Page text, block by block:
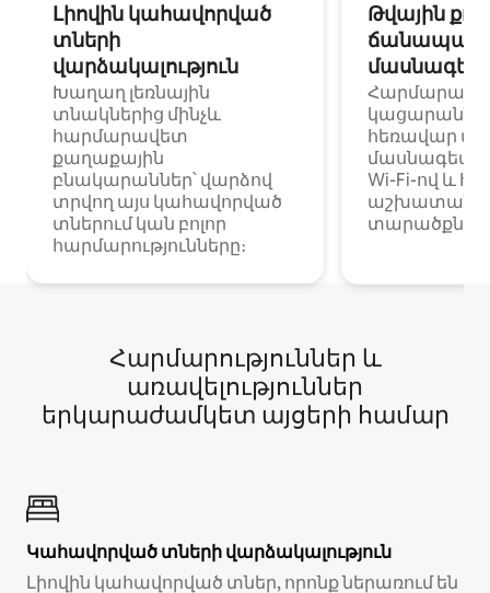
Լիովին կահավորված
տների
վարձակալություն
Խաղաղ լեռնային
տնակներից մինչև
հարմարավետ
քաղաքային
բնակարաններ՝ վարձով
տրվող այս կահավորված
տներում կան բոլոր
հարմարությունները։
Թվային
հեռավար
Wi-Fi-ով և
Հարմարություններ և
առավելություններ
երկարաժամկետ այցերի համար
Կահավորված տների վարձակալություն
Լիովին կահավորված տներ, որոնք ներառում են